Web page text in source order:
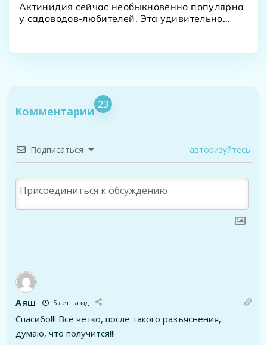
Актинидия сейчас необыкновенно популярна
у садоводов-любителей. Эта удивительно
Комментарии 23
Подписаться авторизуйтесь
Аяш 5 лет назад
Спасибо!!! Всё четко, после такого разъяснения,
думаю, что получится!!!